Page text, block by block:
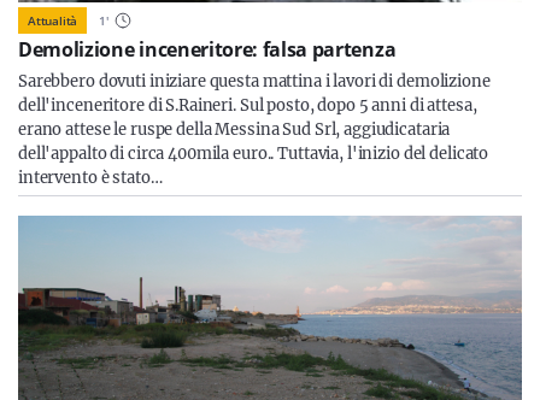
Attualità 1'
Demolizione inceneritore: falsa partenza
Sarebbero dovuti iniziare questa mattina i lavori di demolizione
dell'inceneritore di S.Raineri. Sul posto, dopo 5 anni di attesa,
erano attese le ruspe della Messina Sud Srl, aggiudicataria
dell'appalto di circa 400mila euro.. Tuttavia, l'inizio del delicato
intervento è stato…